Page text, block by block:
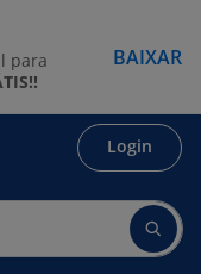
Login
para
BAIXAR